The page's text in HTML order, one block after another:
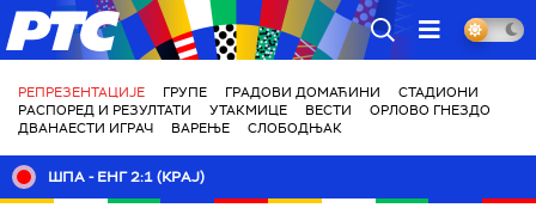
РТС
РЕПРЕЗЕНТАЦИЈЕ ГРУПЕ ГРАДОВИ ДОМАЋИНИ
СТАДИОНИ
РАСПОРЕД И РЕЗУЛТАТИ
УТАКМИЦЕ ВЕСТИ
ОРЛОВО ГНЕЗДО
ДВАНАЕСТИ ИГРАЧ
ВАРЕЊЕ СЛОБОДЊАК
ШПА - ЕНГ 2:1 (КРАЈ)